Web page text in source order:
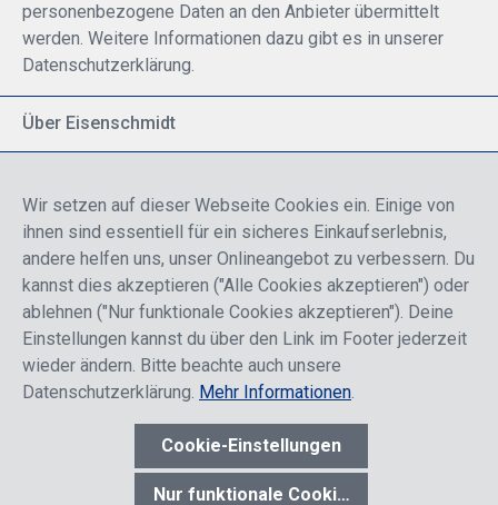
personenbezogene Daten an den Anbieter übermittelt
werden. Weitere Informationen dazu gibt es in unserer
Datenschutzerklärung.
Über Eisenschmidt
Breite Palette von Luftfahrtprodukten
Fokus auf Pilotenausbildung
Sicher einkaufen
* Alle Preise sind einschließlich der Rabatte, die je nach Login,
entweder für Endkunden oder Händler gelten und inklusive
gesetzl. Mehrwertsteuer zzgl.Versandkostenwenn nicht anders
Wir setzen auf dieser Webseite Cookies ein. Einige von
ihnen sind essentiell für ein sicheres Einkaufserlebnis,
andere helfen uns, unser Onlineangebot zu verbessern. Du
kannst dies akzeptieren ("Alle Cookies akzeptieren") oder
ablehnen ("Nur funktionale Cookies akzeptieren"). Deine
Einstellungen kannst du über den Link im Footer jederzeit
wieder ändern. Bitte beachte auch unsere
Datenschutzerklärung. Mehr Informationen.
Cookie-Einstellungen
Nur funktionale Cookies akzeptieren